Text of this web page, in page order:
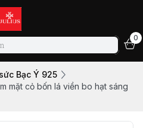
0
Bạc Ý 925
mặt cỏ bốn lá viền bo hạt sáng